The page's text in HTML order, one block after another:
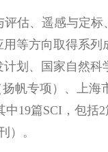
评估、 遥感与定标、
用等方向取得系列
划、国家自然科
帆专项）、上海
中19篇SCI ，包括2
）。